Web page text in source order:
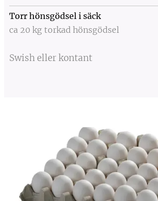
Torr hönsgödsel i säck
ca 20 kg torkad hönsgödsel
Swish eller kontant